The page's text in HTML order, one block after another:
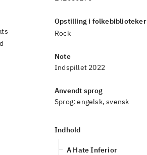
Opstilling i folkebiblioteker
Rock
Note
Indspillet 2022
Anvendt sprog
Sprog: engelsk, svensk
Indhold
A Hate Inferior